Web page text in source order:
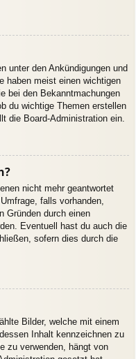
unter den Ankündigungen und
haben meist einen wichtigen
bei den Bekanntmachungen
du wichtige Themen erstellen
die Board-Administration ein.
nicht mehr geantwortet
falls vorhanden,
Gründen durch einen
Eventuell hast du auch die
sofern dies durch die
Bilder, welche mit einem
Inhalt kennzeichnen zu
zu verwenden, hängt von